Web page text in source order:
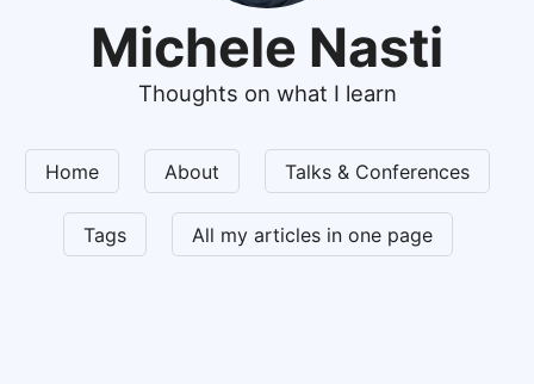
Michele Nasti
Thoughts on what I learn
Home About Talks & Conferences
Tags All my articles in one page